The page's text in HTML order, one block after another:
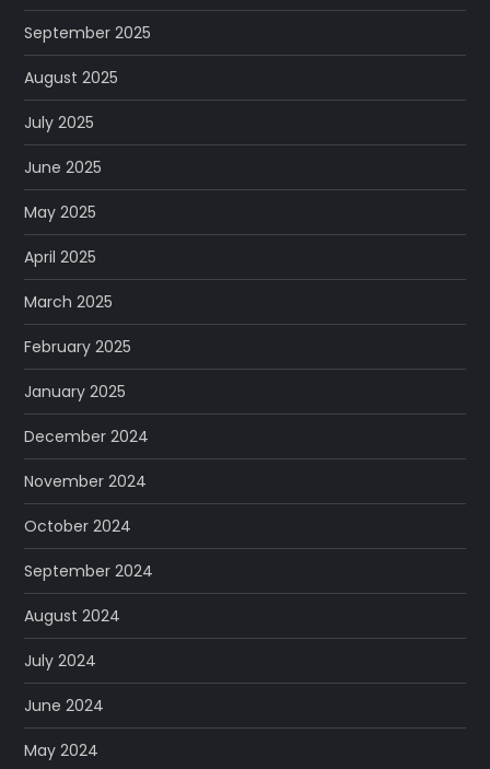
September 2025
August 2025
July 2025
June 2025
May 2025
April 2025
March 2025
February 2025
January 2025
December 2024
November 2024
October 2024
September 2024
August 2024
July 2024
June 2024
May 2024